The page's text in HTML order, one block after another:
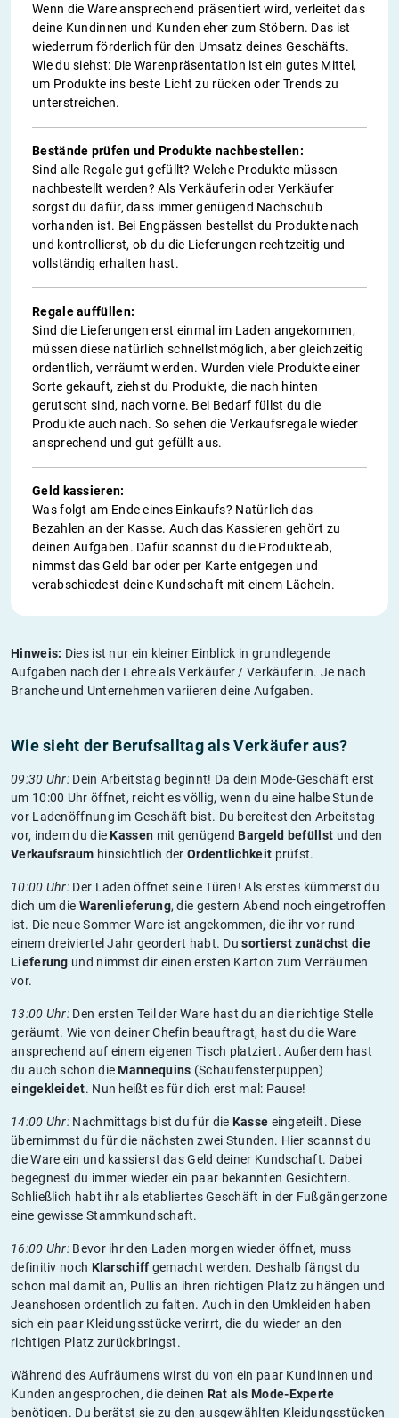
Wenn die Ware ansprechend präsentiert wird, verleitet das
deine Kundinnen und Kunden eher zum Stöbern. Das ist
wiederrum förderlich für den Umsatz deines Geschäfts.
Wie du siehst: Die Warenpräsentation ist ein gutes Mittel,
um Produkte ins beste Licht zu rücken oder Trends zu
unterstreichen.
Bestände prüfen und Produkte nachbestellen:
Sind alle Regale gut gefüllt? Welche Produkte müssen
nachbestellt werden? Als Verkäuferin oder Verkäufer
sorgst du dafür, dass immer genügend Nachschub
vorhanden ist. Bei Engpässen bestellst du Produkte nach
und kontrollierst, ob du die Lieferungen rechtzeitig und
vollständig erhalten hast.
Regale auffüllen:
Sind die Lieferungen erst einmal im Laden angekommen,
müssen diese natürlich schnellstmöglich, aber gleichzeitig
ordentlich, verräumt werden. Wurden viele Produkte einer
Sorte gekauft, ziehst du Produkte, die nach hinten
gerutscht sind, nach vorne. Bei Bedarf füllst du die
Produkte auch nach. So sehen die Verkaufsregale wieder
ansprechend und gut gefüllt aus.
Geld kassieren:
Was folgt am Ende eines Einkaufs? Natürlich das
Bezahlen an der Kasse. Auch das Kassieren gehört zu
deinen Aufgaben. Dafür scannst du die Produkte ab,
nimmst das Geld bar oder per Karte entgegen und
verabschiedest deine Kundschaft mit einem Lächeln.
Hinweis: Dies ist nur ein kleiner Einblick in grundlegende
Aufgaben nach der Lehre als Verkäufer / Verkäuferin. Je nach
Branche und Unternehmen variieren deine Aufgaben.
Wie sieht der Berufsalltag als Verkäufer aus?
09:30 Uhr: Dein Arbeitstag beginnt! Da dein Mode-Geschäft erst
um 10:00 Uhr öffnet, reicht es völlig, wenn du eine halbe Stunde
vor Ladenöffnung im Geschäft bist. Du bereitest den Arbeitstag
vor, indem du die Kassen mit genügend Bargeld befüllst und den
Verkaufsraum hinsichtlich derOrdentlichkeit prüfst.
10:00 Uhr: Der Laden öffnet seine Türen! Als erstes kümmerst du
dich um die Warenlieferung, die gestern Abend noch eingetroffen
ist. Die neue Sommer-Ware ist angekommen, die ihr vor rund
einem dreiviertel Jahr geordert habt. Dusortierst zunächst die
Lieferung und nimmst dir einen ersten Karton zum Verräumen
vor.
13:00 Uhr: Den ersten Teil der Ware hast du an die richtige Stelle
geräumt. Wie von deiner Chefin beauftragt, hast du die Ware
ansprechend auf einem eigenen Tisch platziert. Außerdem hast
du auch schon die Mannequins (Schaufensterpuppen)
eingekleidet. Nun heißt es für dich erst mal: Pause!
14:00 Uhr: Nachmittags bist du für die Kasse eingeteilt. Diese
übernimmst du für die nächsten zwei Stunden. Hier scannst du
die Ware ein und kassierst das Geld deiner Kundschaft. Dabei
begegnest du immer wieder ein paar bekannten Gesichtern.
Schließlich habt ihr als etabliertes Geschäft in der Fußgängerzone
eine gewisse Stammkundschaft.
16:00 Uhr: Bevor ihr den Laden morgen wieder öffnet, muss
definitiv noch Klarschiff gemacht werden. Deshalb fängst du
schon mal damit an, Pullis an ihren richtigen Platz zu hängen und
Jeanshosen ordentlich zu falten. Auch in den Umkleiden haben
sich ein paar Kleidungsstücke verirrt, die du wieder an den
richtigen Platz zurückbringst.
Während des Aufräumens wirst du von ein paar Kundinnen und
Kunden angesprochen, die deinen Rat als Mode-Experte
benötigen. Du berätst sie zu den ausgewählten Kleidungsstücken